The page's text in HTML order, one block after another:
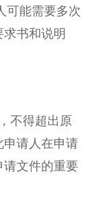
能需要多次
书和说明
不得超出原
申请人在申请
请文件的重要